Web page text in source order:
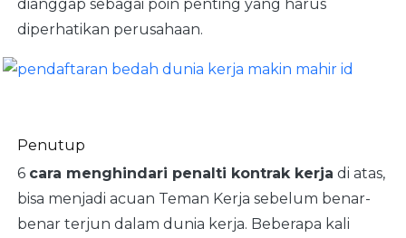
dianggap sebagai poin penting yang harus
diperhatikan perusahaan.
Penutup
6 cara menghindari penalti kontrak kerja di atas,
bisa menjadi acuan Teman Kerja sebelum benar-
benar terjun dalam dunia kerja. Beberapa kali